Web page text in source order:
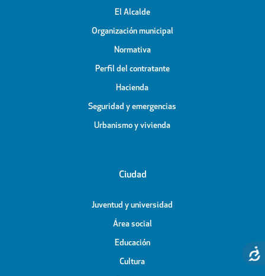
El Alcalde
Organización municipal
Normativa
Perfil del contratante
Hacienda
Seguridad y emergencias
Urbanismo y vivienda
Ciudad
Juventud y universidad
Área social
Educación
Cultura